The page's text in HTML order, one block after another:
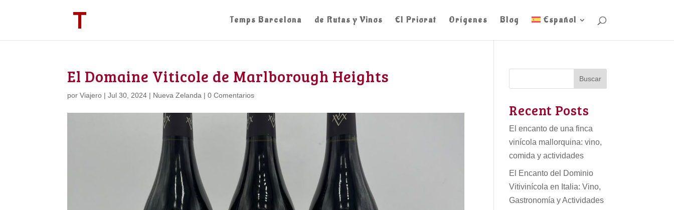
Temps Barcelona de Rutas y Vinos El Priorat Orígenes Blog Español
El Domaine Viticole de Marlborough Heights
porViajero |Jul 30, 2024 | Nueva Zelanda |0 Comentarios
Buscar
Recent Posts
El encanto de una finca
vinícola mallorquina: vino,
comida y actividades
El Encanto del Dominio
Vitivinícola en Italia: Vino,
Gastronomía y Actividades